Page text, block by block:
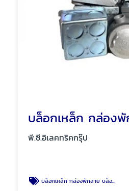
พี.ซี.อิเลคทริคกรุ๊ป
บล็อกเหล็ก กล่องพักสาย บล็อกเหล็กกันน้ำ พัทยา ชลบุรี